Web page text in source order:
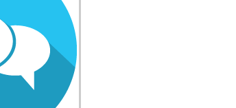
#Denuncias
#LoveHits
#Unica
Ver todas as salas